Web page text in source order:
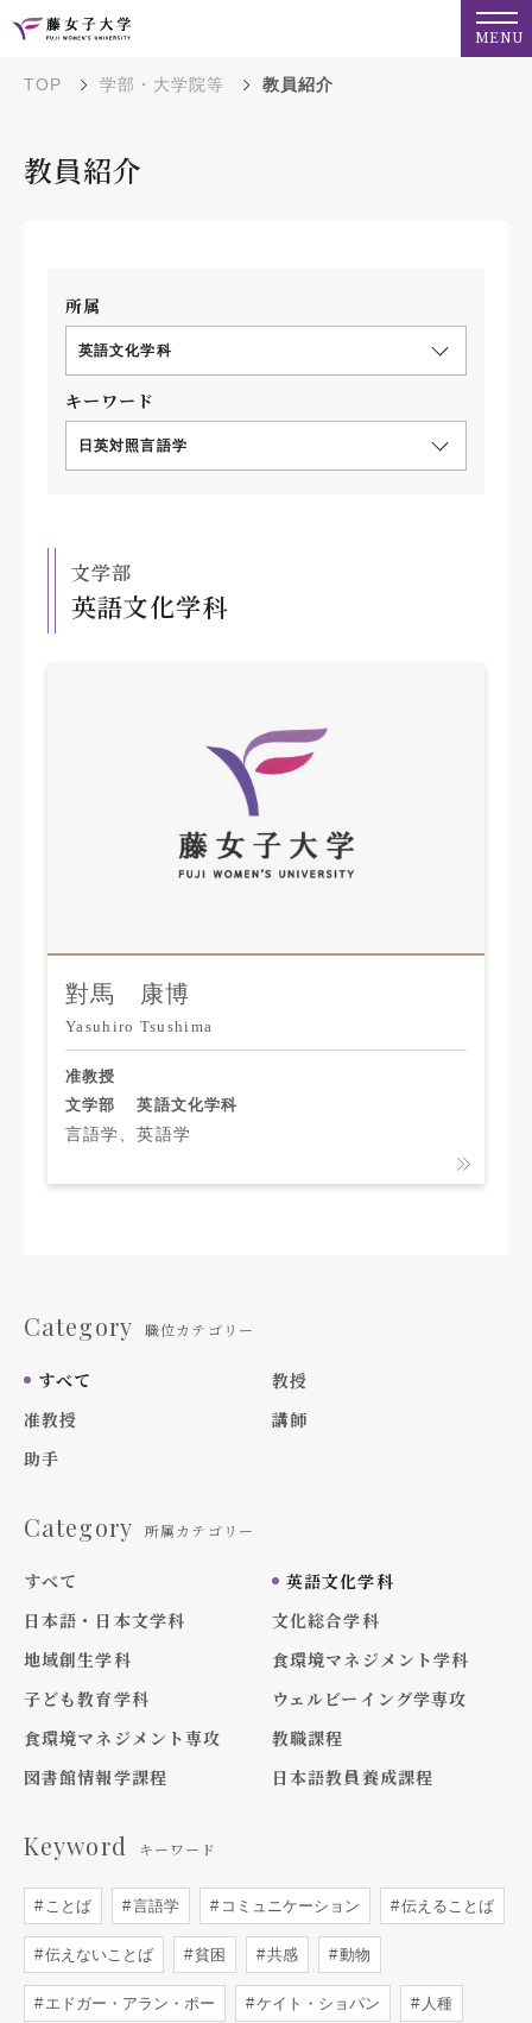
MENU
TOP 学部・大学院等 教員紹介
教員紹介
所属
英語文化学科
キーワード
日英対照言語学
文学部
英語文化学科
對馬 康博
Yasuhiro Tsushima
准教授
文学部
英語文化学科
言語学、英語学
Category 職位カテゴリー
すべて
教授
准教授
講師
助手
Category 所属カテゴリー
すべて
英語文化学科
日本語・日本文学科
文化総合学科
地域創生学科
食環境マネジメント学科
子ども教育学科
ウェルビーイング学専攻
食環境マネジメント専攻
教職課程
図書館情報学課程
日本語教員養成課程
Keyword キーワード
ことば 言語学 コミュニケーション 伝えることば
伝えないことば 貧困 共感 動物
エドガー・アラン・ポー ケイト・ショパン 人種